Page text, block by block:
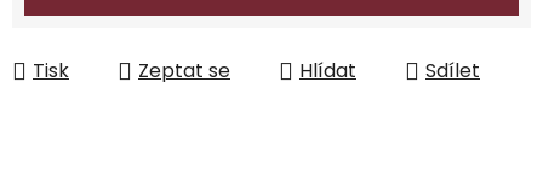
Tisk Zeptat se Hlídat Sdílet